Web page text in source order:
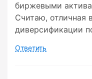
биржевыми
Считаю, отличная
диверсификации
Ответить